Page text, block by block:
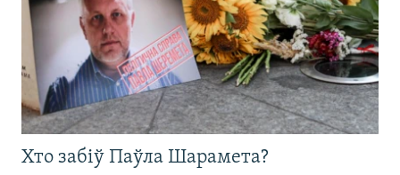
Хто забіў Паўла Шарамета?